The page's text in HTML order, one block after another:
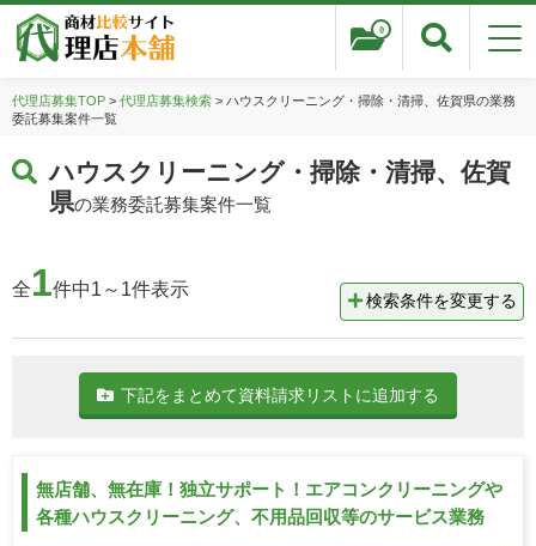
0
代理店募集TOP> 代理店募集検索> ハウスクリーニング・掃除・清掃、佐賀県の業務
委託募集案件一覧
ハウスクリーニング・掃除・清掃、佐賀
県の業務委託募集案件一覧
全1件中1～1件表示
検索条件を変更する
下記をまとめて資料請求リストに追加する
無店舗、無在庫！独立サポート！エアコンクリーニングや
各種ハウスクリーニング、不用品回収等のサービス業務